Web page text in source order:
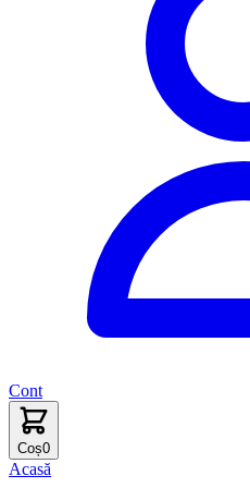
Cont
Coș0
Acasă